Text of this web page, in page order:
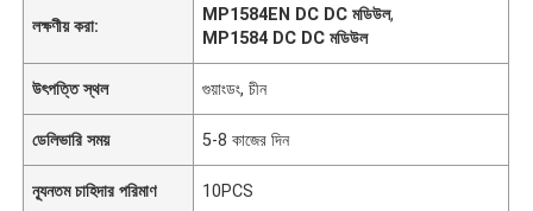
লক্ষণীয় করা:
MP1584EN DC DC মডিউল,
MP1584 DC DC মডিউল
উৎপত্তি স্থল গুয়াংডং, চীন
ডেলিভারি সময় 5-8 কাজের দিন
ন্যূনতম চাহিদার পরিমাণ 10PCS